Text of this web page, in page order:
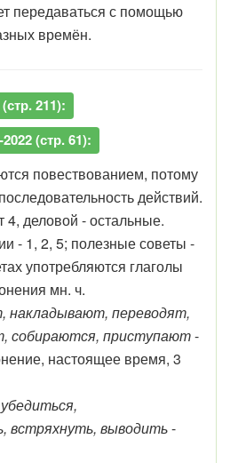
передаваться с помощью
времён.
211):
(стр. 61):
повествованием, потому
действий.
4, деловой - остальные.
- 1, 2, 5; полезные советы -
употребляются глаголы
мн. ч.
переводят,
собираются, приступают-
настоящее время, 3
встряхнуть, выводить-